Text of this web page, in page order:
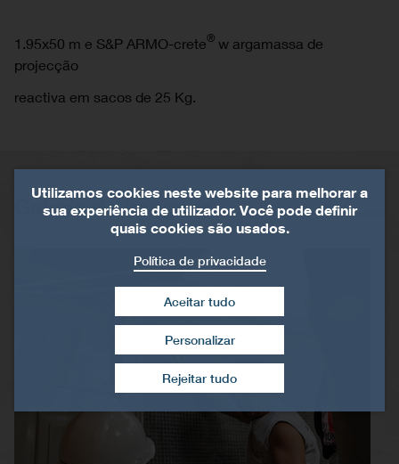
1.95x50 m e S&P ARMO-crete® w argamassa de
projecção
reactiva em sacos de 25 Kg.
Galeria de imagens
Utilizamos cookies neste website para melhorar a
sua experiência de utilizador. Você pode definir
quais cookies são usados.
Política de privacidade
Rejeitar tudo
Aceitar tudo
Retirar consentimento
Personalizar